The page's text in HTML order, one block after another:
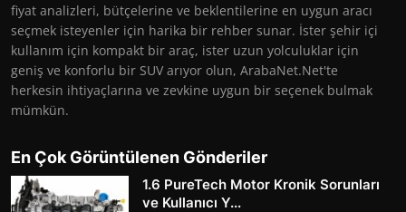
fiyat analizleri, bütçelerine ve beklentilerine en uygun aracı
seçmek isteyenler için harika bir rehber sunar. İster şehir içi
kullanım için kompakt bir araç, ister uzun yolculuklar için
geniş ve konforlu bir SUV arıyor olun, ArabaNet.Net'te
herkesin ihtiyaçlarına ve zevkine uygun bir seçenek bulmak
mümkün.
En Çok Görüntülenen Gönderiler
1.6 PureTech Motor Kronik Sorunları
ve Kullanıcı Y...